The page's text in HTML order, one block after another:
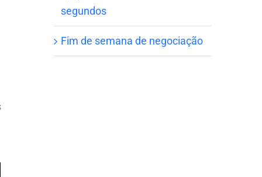
segundos
Fim de semana de negociação